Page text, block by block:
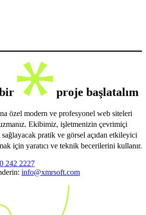
proje başlatalım
özel modern ve profesyonel web siteleri
Ekibimiz, işletmenizin çevrimiçi
sağlayacak pratik ve görsel açıdan etkileyici
için yaratıcı ve teknik becerilerini kullanır.
242 2227
info@xmrsoft.com